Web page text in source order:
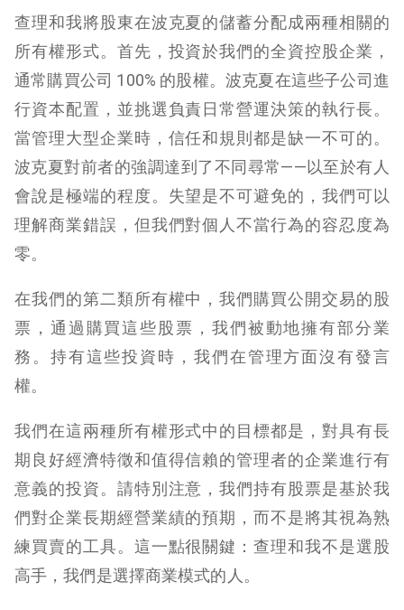
查理和我將股東在波克夏的儲蓄分配成兩種相關的
所有權形式。首先，投資於我們的全資控股企業，
通常購買公司 100% 的股權。波克夏在這些子公司進
行資本配置，並挑選負責日常營運決策的執行長。
當管理大型企業時，信任和規則都是缺一不可的。
波克夏對前者的強調達到了不同尋常——以至於有人
會說是極端的程度。失望是不可避免的，我們可以
理解商業錯誤，但我們對個人不當行為的容忍度為
零。
在我們的第二類所有權中，我們購買公開交易的股
票，通過購買這些股票，我們被動地擁有部分業
務。持有這些投資時，我們在管理方面沒有發言
權。
我們在這兩種所有權形式中的目標都是，對具有長
期良好經濟特徵和值得信賴的管理者的企業進行有
意義的投資。請特別注意，我們持有股票是基於我
們對企業長期經營業績的預期，而不是將其視為熟
練買賣的工具。這一點很關鍵：查理和我不是選股
高手，我們是選擇商業模式的人。